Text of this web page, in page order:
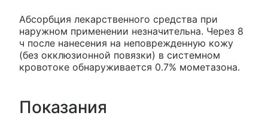
Абсорбция лекарственного средства при
наружном применении незначительна. Через 8
ч после нанесения на неповрежденную кожу
(без окклюзионной повязки) в системном
кровотоке обнаруживается 0.7% мометазона.
Показания